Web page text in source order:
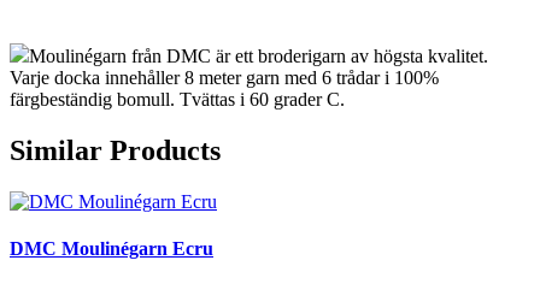
Moulinégarn från DMC är ett broderigarn av högsta kvalitet.
Varje docka innehåller 8 meter garn med 6 trådar i 100%
färgbeständig bomull. Tvättas i 60 grader C.
Similar Products
DMC Moulinégarn Ecru